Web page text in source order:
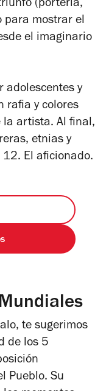
(portería,
para mostrar el
el imaginario
adolescentes y
rafia y colores
la artista. Al final,
etnias y
El aficionado.
te sugerimos
de los 5
Pueblo. Su